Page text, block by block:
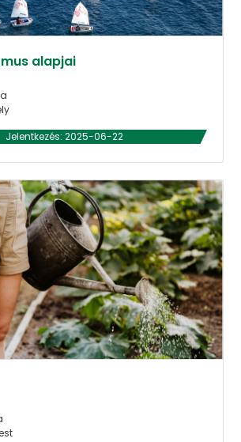
alapjai
Jelentkezés: 2025-06-22